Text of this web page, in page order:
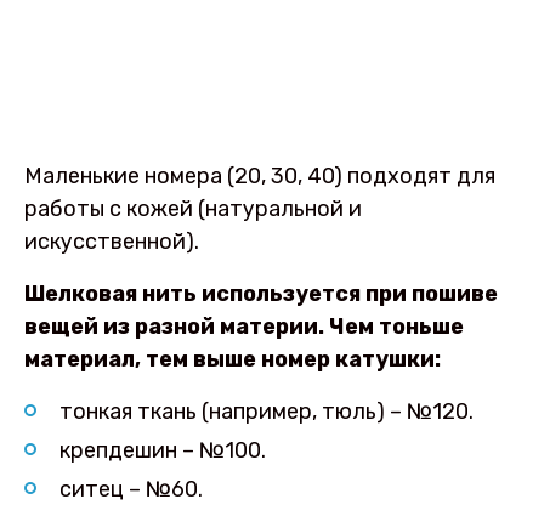
Маленькие номера (20, 30, 40) подходят для
работы с кожей (натуральной и
искусственной).
Шелковая нить используется при пошиве
вещей из разной материи. Чем тоньше
материал, тем выше номер катушки:
тонкая ткань (например, тюль) – №120.
крепдешин – №100.
ситец – №60.